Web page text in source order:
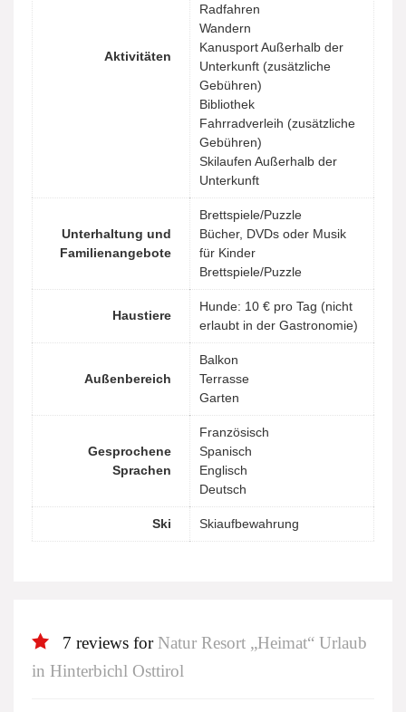
Aktivitäten
Radfahren
Wandern
Kanusport Außerhalb der
Unterkunft (zusätzliche
Gebühren)
Bibliothek
Fahrradverleih (zusätzliche
Gebühren)
Skilaufen Außerhalb der
Unterkunft
Unterhaltung und
Familienangebote
Brettspiele/Puzzle
Bücher, DVDs oder Musik
für Kinder
Brettspiele/Puzzle
Haustiere
Hunde: 10 € pro Tag (nicht
erlaubt in der Gastronomie)
Außenbereich
Balkon
Terrasse
Garten
Gesprochene
Sprachen
Französisch
Spanisch
Englisch
Deutsch
Ski Skiaufbewahrung
7 reviews forNatur Resort „Heimat“ Urlaub
in Hinterbichl Osttirol